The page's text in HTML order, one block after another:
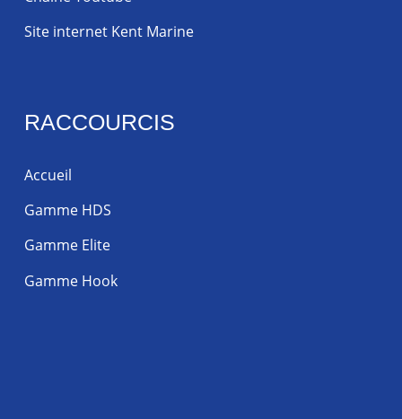
Site internet Kent Marine
RACCOURCIS
Accueil
Gamme HDS
Gamme Elite
Gamme Hook